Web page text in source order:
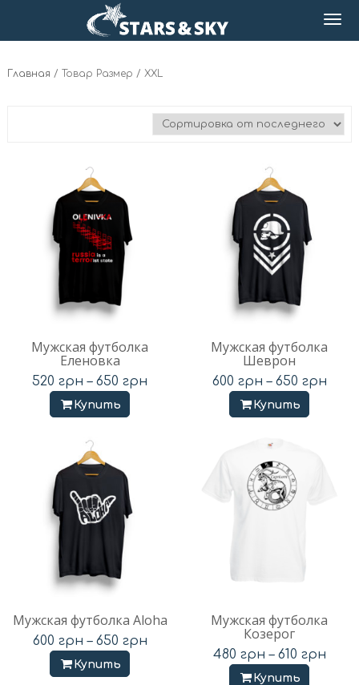
Главная / Товар Размер / XXL
Мужская футболка
Еленовка
520 грн – 650 грн
Купить
Мужская футболка
Шеврон
600 грн – 650 грн
Купить
Мужская футболка Aloha
600 грн – 650 грн
Купить
Мужская футболка
Козерог
480 грн – 610 грн
Купить